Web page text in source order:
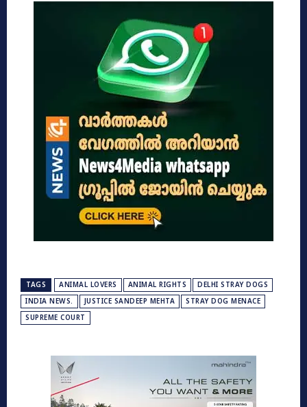
TAGS ANIMAL LOVERS ANIMAL RIGHTS
DELHI STRAY DOGS
INDIA NEWS.
JUSTICE SANDEEP MEHTA
STRAY DOG MENACE
SUPREME COURT